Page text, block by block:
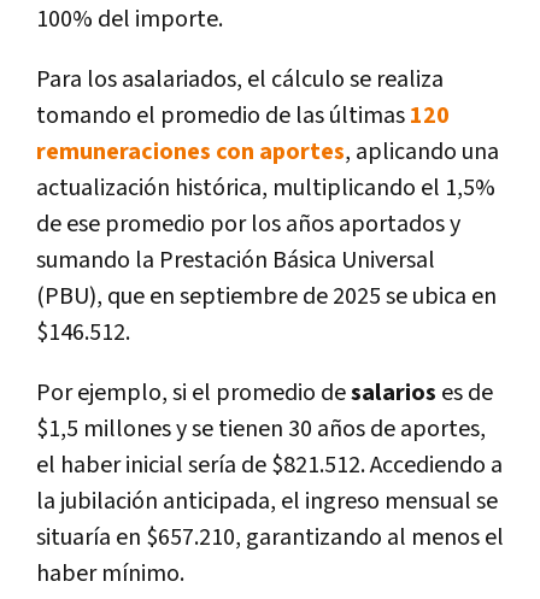
100% del importe.
Para los asalariados, el cálculo se realiza
tomando el promedio de las últimas120
remuneraciones con aportes, aplicando una
actualización histórica, multiplicando el 1,5%
de ese promedio por los años aportados y
sumando la Prestación Básica Universal
(PBU), que en septiembre de 2025 se ubica en
$146.512.
Por ejemplo, si el promedio desalarios es de
$1,5 millones y se tienen 30 años de aportes,
el haber inicial sería de $821.512. Accediendo a
la jubilación anticipada, el ingreso mensual se
situaría en $657.210, garantizando al menos el
haber mínimo.